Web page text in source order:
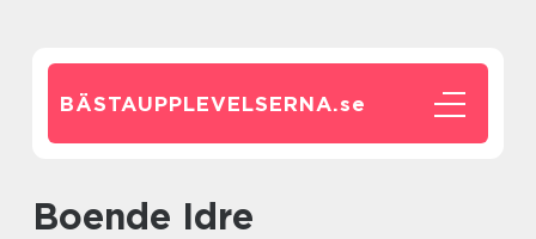
BÄSTAUPPLEVELSERNA.se
Boende Idre